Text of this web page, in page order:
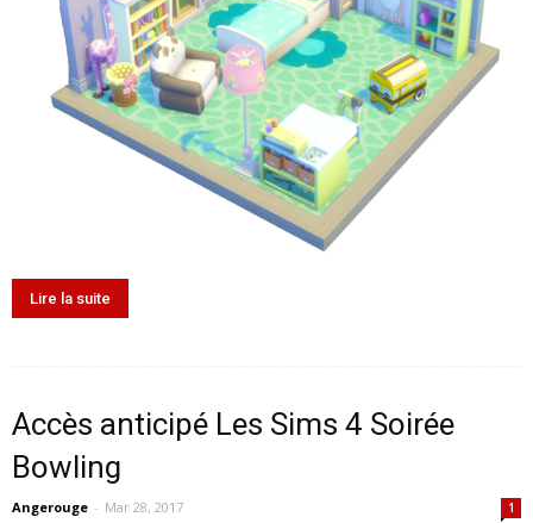
Lire la suite
Accès anticipé Les Sims 4 Soirée
Bowling
Angerouge - Mar 28, 2017 1